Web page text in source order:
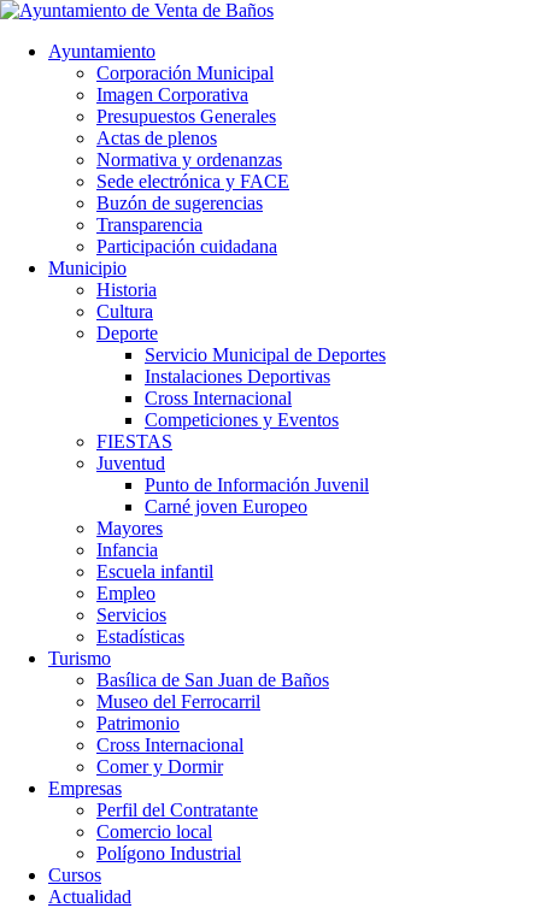
Ayuntamiento
Corporación Municipal
Imagen Corporativa
Presupuestos Generales
Actas de plenos
Normativa y ordenanzas
Sede electrónica y FACE
Buzón de sugerencias
Transparencia
Participación cuidadana
Municipio
Historia
Cultura
Deporte
Servicio Municipal de Deportes
Instalaciones Deportivas
Cross Internacional
Competiciones y Eventos
FIESTAS
Juventud
Punto de Información Juvenil
Carné joven Europeo
Mayores
Infancia
Escuela infantil
Empleo
Servicios
Estadísticas
Turismo
Basílica de San Juan de Baños
Museo del Ferrocarril
Patrimonio
Cross Internacional
Comer y Dormir
Empresas
Perfil del Contratante
Comercio local
Polígono Industrial
Cursos
Actualidad